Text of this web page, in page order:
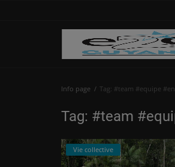
Pédagogique
Relation Entreprise
Vie collective
Info page Tag: #team #equipe
Tag: #team
Vie collective